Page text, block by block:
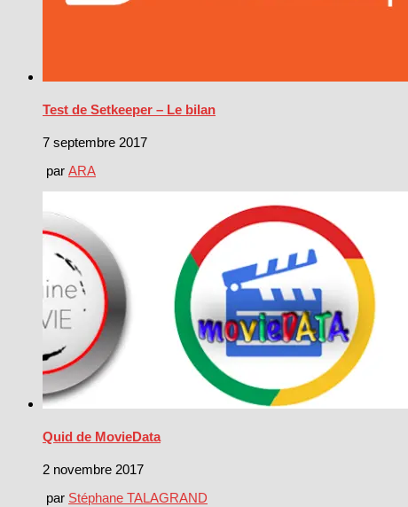
Test de Setkeeper – Le bilan
7 septembre 2017
par ARA
Quid de MovieData
2 novembre 2017
par Stéphane TALAGRAND